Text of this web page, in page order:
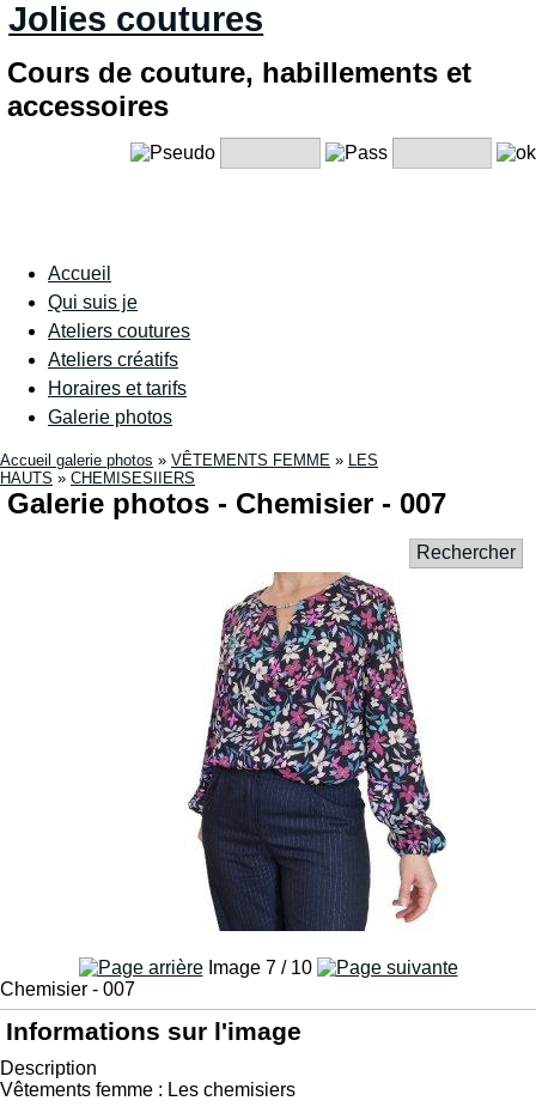
Jolies coutures
Cours de couture, habillements et
accessoires
Accueil
Qui suis je
Ateliers coutures
Ateliers créatifs
Horaires et tarifs
Galerie photos
Accueil galerie photos » VÊTEMENTS FEMME » LES
HAUTS » CHEMISESIIERS
Galerie photos - Chemisier - 007
Rechercher
Image 7 / 10
Chemisier - 007
Informations sur l'image
Description
Vêtements femme : Les chemisiers